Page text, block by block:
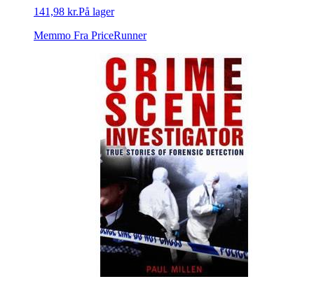
141,98 kr.På lager
Memmo Fra PriceRunner